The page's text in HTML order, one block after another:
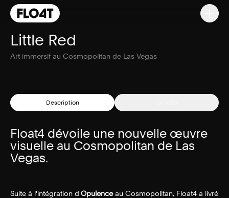
Little Red
Art immersif au Cosmopolitan de Las Vegas
Description
Float4 dévoile une nouvelle œuvre
visuelle au Cosmopolitan de Las
Vegas.
Suite à l'intégration d'Opulence au Cosmopolitan, Float4 a livré